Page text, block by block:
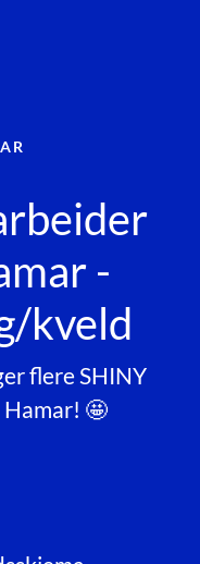
-
kveld
flere SHINY
Hamar! 🤩